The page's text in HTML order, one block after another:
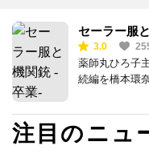
セーラー服
3.0
薬師丸ひろ子
続編を橋本環
注目のニュ